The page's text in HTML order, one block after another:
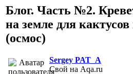
Блог. Часть №2.
на земле для
(осмос)
Sergey PAT_A
Свой на Aqa.ru